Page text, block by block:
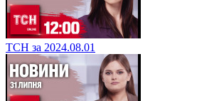
ТСН за 2024.08.01